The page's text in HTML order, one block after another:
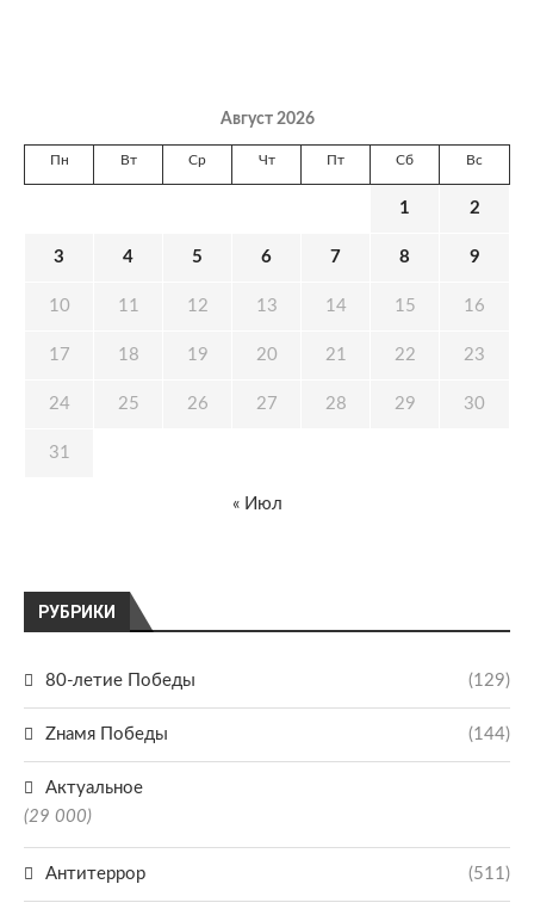
РУБРИКИ
80-летие Победы (129)
Zнамя Победы (144)
Актуальное
(29 000)
Антитеррор (511)
Август 2026
Пн Вт Ср Чт Пт Сб Вс
1 2
3 4 5 6 7 8 9
10 11 12 13 14 15 16
17 18 19 20 21 22 23
24 25 26 27 28 29 30
31
« Июл